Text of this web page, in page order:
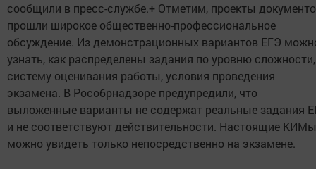
сообщили в пресс-службе.+ Отметим, проекты
прошли широкое общественно-профессиональное
обсуждение. Из демонстрационных вариантов ЕГЭ
узнать, как распределены задания по уровню сложности,
систему оценивания работы, условия проведения
экзамена. В Рособрнадзоре предупредили, что
выложенные варианты не содержат реальные задания
и не соответствуют действительности. Настоящие КИМы
можно увидеть только непосредственно на экзамене.